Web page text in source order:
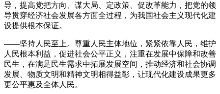
导，提高党把方向、谋大局、定政策、促改革能力，把党的领
导贯穿经济社会发展各方面全过程，为我国社会主义现代化建
设提供根本保证。
——坚持人民至上。尊重人民主体地位，紧紧依靠人民，维护
人民根本利益，促进社会公平正义，注重在发展中保障和改善
民生，在满足民生需求中拓展发展空间，推动经济和社会协调
发展、物质文明和精神文明相得益彰，让现代化建设成果更多
更公平惠及全体人民。